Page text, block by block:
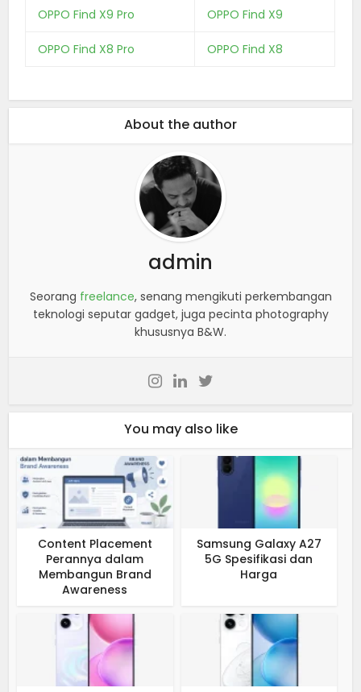
OPPO Find X9 Pro OPPO Find X9
OPPO Find X8 Pro OPPO Find X8
About the author
admin
Seorang freelance, senang mengikuti perkembangan
teknologi seputar gadget, juga pecinta photography
khususnya B&W.
You may also like
Content Placement
Perannya dalam
Membangun Brand
Awareness
Samsung Galaxy A27
5G Spesifikasi dan
Harga